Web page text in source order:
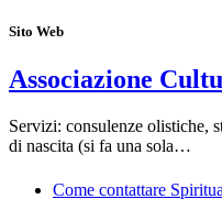
Sito Web
Associazione
Servizi: consulenze olistiche,
di nascita (si fa una sola…
Come contattare